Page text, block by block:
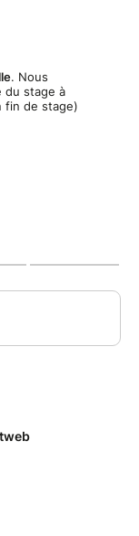
. Nous
du stage à
fin de stage)